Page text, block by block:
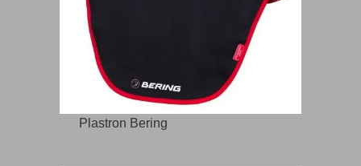
Plastron Bering